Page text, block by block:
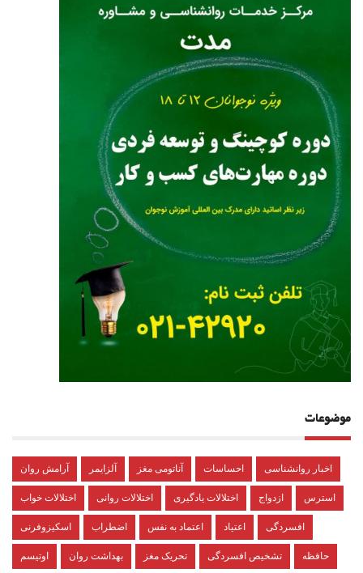
موضوعات
آرامش روان آلزایمر آناتومی مغز احساسات اخبار روانشناسی
اختلالات خواب اختلالات روانی اختلالات یادگیری ازدواج استرس
اسکیزوفرنی اضطراب اعتماد به نفس اعتیاد افسردگی
اوتیسم بهداشت روان تحریک مغز تشخیص افسردگی حافظه